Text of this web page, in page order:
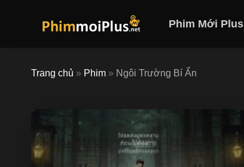
Phim Mới Plus
Trang chủ » Phim » Ngôi Trường Bí Ẩn